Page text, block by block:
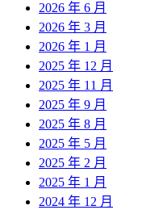
2026 年 6 月
2026 年 3 月
2026 年 1 月
2025 年 12 月
2025 年 11 月
2025 年 9 月
2025 年 8 月
2025 年 5 月
2025 年 2 月
2025 年 1 月
2024 年 12 月